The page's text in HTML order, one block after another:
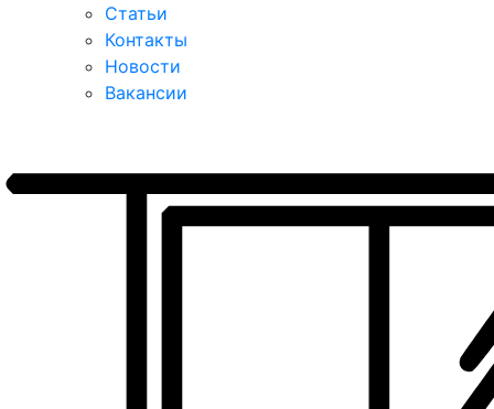
Статьи
Контакты
Новости
Вакансии